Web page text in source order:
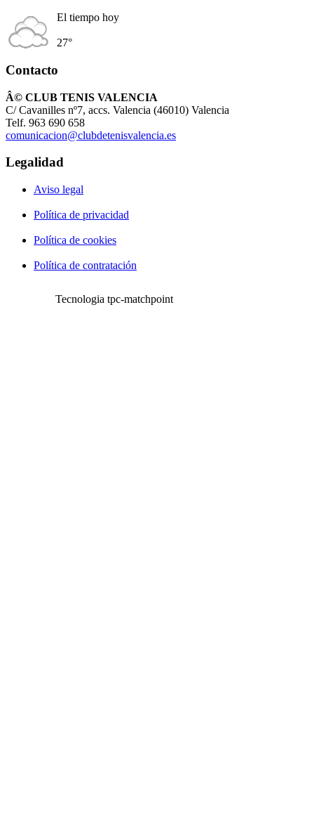
El tiempo hoy
27°
Contacto
Â© CLUB TENIS VALENCIA
C/ Cavanilles nº7, accs. Valencia (46010) Valencia
Telf. 963 690 658
comunicacion@clubdetenisvalencia.es
Legalidad
Aviso legal
Política de privacidad
Política de cookies
Política de contratación
Tecnologia tpc-matchpoint